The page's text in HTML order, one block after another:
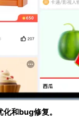
和bug修复。